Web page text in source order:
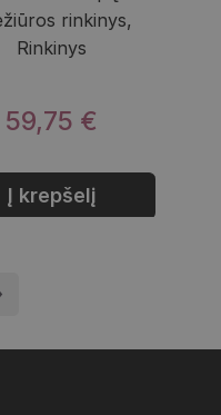
rinkinys,
Rinkinys
59,75 €
Į krepšelį
page